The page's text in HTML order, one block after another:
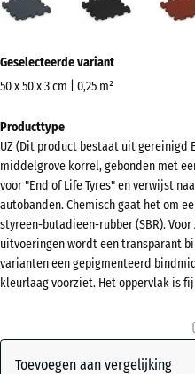
(active)
informatie
over
kleuren?
Kleurenpalet
weergeven
Leisteengrijs(active)
Antraciet - € 0,50
Geselecteerde variant
50 x 50 x 3 cm | 0,25 m²
voor
verzending
540
x
540
x
30
mm
blauw omlijnde
afmeting wordt
Producttype
UZ (Dit product bestaat uit gereinigd
middelgrove korrel, gebonden met
voor "End of Life Tyres" en verwijst
autobanden. Chemisch gaat het om
styreen-butadieen-rubber (SBR).
uitvoeringen wordt een transparant
varianten een gepigmenteerd
kleurlaag voorziet. Het oppervlak is
Toevoegen aan vergelijking